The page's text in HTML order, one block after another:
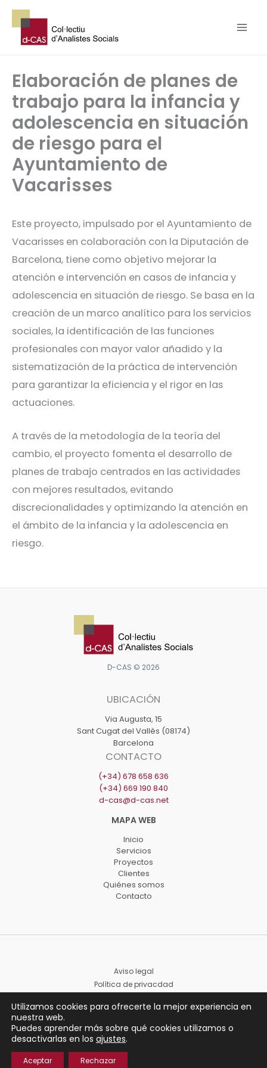
contenido
Elaboración de planes de
trabajo para la infancia y
adolescencia en situación
de riesgo para el
Ayuntamiento de
Vacarisses
Este proyecto, impulsado por el Ayuntamiento de
Vacarisses en colaboración con la Diputación de
Barcelona, tiene como objetivo mejorar la
atención e intervención en casos de infancia y
adolescencia en situación de riesgo. Se basa en la
creación de un marco analítico para los servicios
sociales, la identificación de las funciones
profesionales con mayor valor añadido y la
sistematización de la práctica de intervención
para garantizar la eficiencia y el rigor en las
actuaciones.
A través de la metodología de la teoría del
cambio, el proyecto fomenta el desarrollo de
planes de trabajo centrados en las actividades
con mejores resultados, evitando
discrecionalidades y optimizando la atención en
el ámbito de la infancia y la adolescencia en
riesgo.
D-CAS © 2026
UBICACIÓN
Via Augusta, 15
Sant Cugat del Vallès (08174)
Barcelona
CONTACTO
(+34) 678 658 636
(+34) 669 190 840
d-cas@d-cas.net
Inicio
Servicios
Proyectos
Clientes
Quiénes somos
Contacto
Aviso legal
Política de privacdad
Utilizamos cookies para ofrecerte la mejor experiencia en
nuestra web.
Puedes aprender más sobre qué cookies utilizamos o
desactivarlas en los ajustes.
Aceptar Rechazar